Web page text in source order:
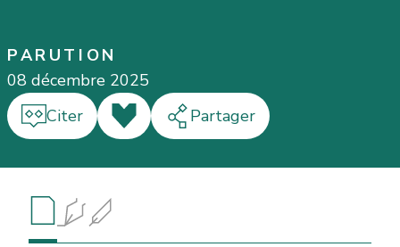
PARUTION
08 décembre 2025
Citer
J'aime Partager
RésuméAuteur·e·sInformations